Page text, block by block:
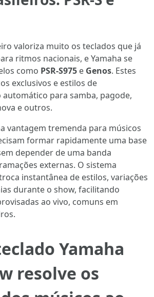
valoriza muito os teclados que já
ritmos nacionais, e Yamaha se
como PSR-S975 e Genos. Estes
exclusivos e estilos de
para samba, pagode,
e outros.
vantagem tremenda para músicos
formar rapidamente uma base
depender de uma banda
externas. O sistema
instantânea de estilos, variações
durante o show, facilitando
ao vivo, comuns em
Yamaha
resolve os